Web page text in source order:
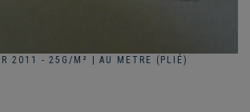
2011 - 25G/M² | AU METRE (PLIÉ)